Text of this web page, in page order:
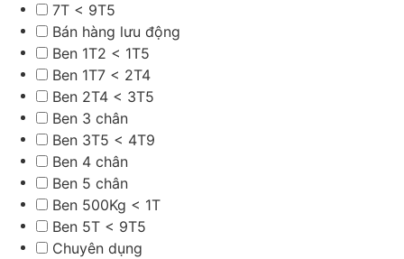
7T < 9T5
Bán hàng lưu động
Ben 1T2 < 1T5
Ben 1T7 < 2T4
Ben 2T4 < 3T5
Ben 3 chân
Ben 3T5 < 4T9
Ben 4 chân
Ben 5 chân
Ben 500Kg < 1T
Ben 5T < 9T5
Chuyên dụng